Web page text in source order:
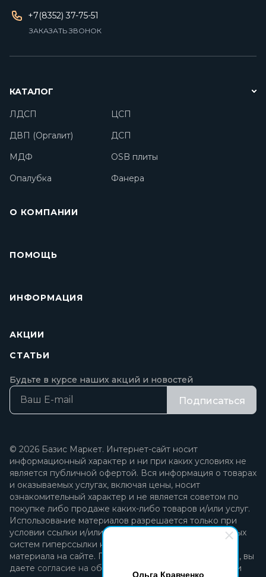
Ольга Кравченко
+7(8352) 37-75-51
ЗАКАЗАТЬ ЗВОНОК
КАТАЛОГ
ЛДСП
ЦСП
ДВП (Оргалит)
ДСП
МДФ
OSB плиты
Опалубка
Фанера
О КОМПАНИИ
ПОМОЩЬ
ИНФОРМАЦИЯ
АКЦИИ
СТАТЬИ
Будьте в курсе наших акций и новостей
Подписаться
© 2026 Базис Маркет. Интернет-сайт носит
информационный характер и ни при каких условиях не
является публичной офертой. Вся информация о товарах
и оказываемых услугах, включая цены, носит
ознакомительный характер и не является советом по
покупке либо продаже каких-либо товаров и/или услуг.
Использование материалов разрешается только при
условии ссылки и/или прямой открытой для поисковых
систем гиперссылки на непосредственный адрес
материала на сайте. Продолжая пользоваться сайтом, вы
даете согласие на обработку персональных данных
и